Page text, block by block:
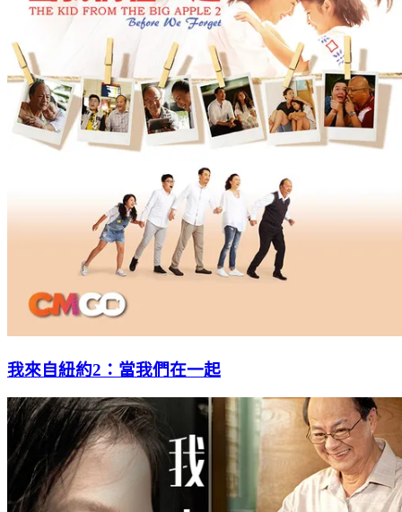
我來自紐約2：當我們在一起